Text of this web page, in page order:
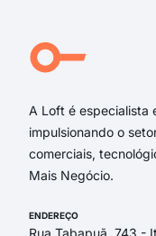
Rua 17
Alameda das Sépias
A Loft é especialista
impulsionando o
comerciais,
Mais Negócio.
ENDEREÇO
Rua Tabapuã, 743 -